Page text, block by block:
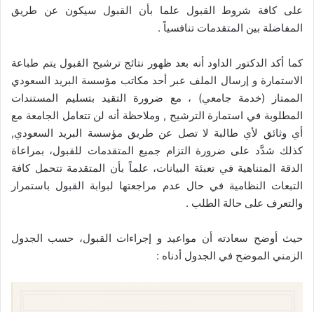
على كافة شروط القبول علما بأن القبول سيكون عن طريق
المفاضلة بين المتقدمات تنافسياً .
كما أكد الدكتور الداود أنه بعد ظهور نتائج ترشيح القبول يتم طباعة
الاستمارة و إرسال الملف عبر أحد مكاتب مؤسسة البريد السعودي
الممتاز (خدمة جامعي) ، مع ضرورة التقيد بتسليم المستندات
المطلوبة في استمارة الترشيح , وملاحظة أنه لن تتعامل الجامعة مع
أي وثائق لأي طالبة لا تصل عن طريق مؤسسة البريد السعودي,
كذلك شدَّد على ضرورة التزام جميع المتقدمات للقبول، بمراعاة
الدقة المتناهية في تعبئة البيانات، علماً بأن المتقدمة تتحمل كافة
التبعات النظامية في حال عدم مراجعتها لبوابة القبول باستمرار
والتعرف على حالة الطلب .
حيث أوضح سعادته أن مواعيد و إجراءات القبول، حسب الجدول
الزمني الموضح في الجدول أدناه :